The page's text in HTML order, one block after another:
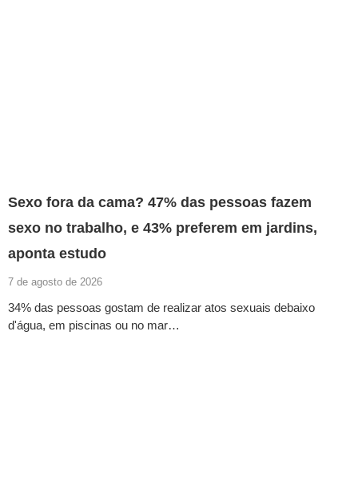
Sexo fora da cama? 47% das pessoas fazem
sexo no trabalho, e 43% preferem em jardins,
aponta estudo
7 de agosto de 2026
34% das pessoas gostam de realizar atos sexuais debaixo
d'água, em piscinas ou no mar…